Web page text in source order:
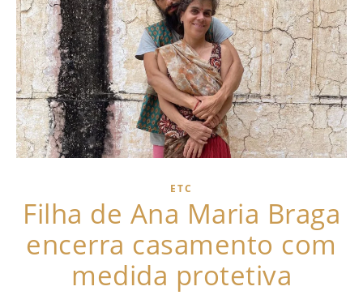
ETC
Filha de Ana Maria Braga
encerra casamento com
medida protetiva